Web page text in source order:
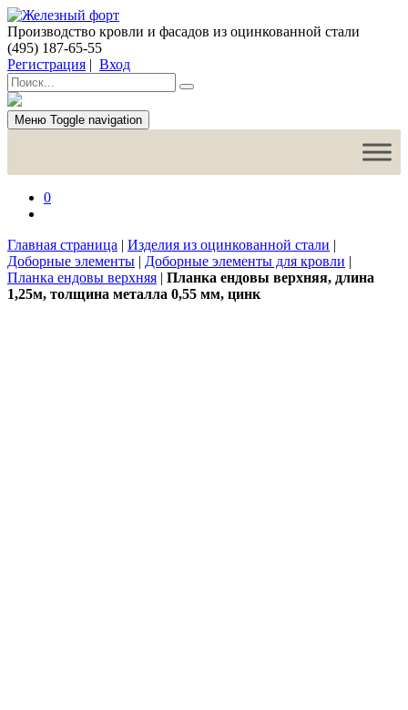
Производство кровли и фасадов из оцинкованной стали
(495) 187-65-55
Регистрация | Вход
Меню Toggle navigation
0
Главная страница | Изделия из оцинкованной стали |
Доборные элементы | Доборные элементы для кровли |
Планка ендовы верхняя | Планка ендовы верхняя, длина
1,25м, толщина металла 0,55 мм, цинк